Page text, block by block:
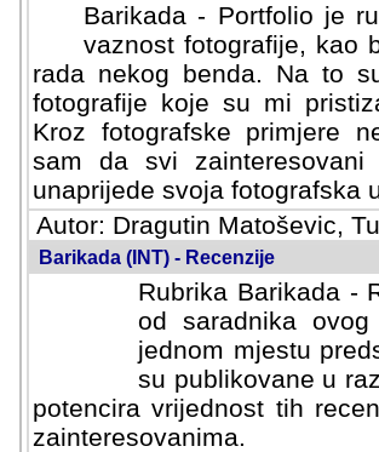
Barikada - Portfolio je
vaznost fotografije, kao
rada nekog benda. Na to
fotografije koje su mi
fotografske primjere
svi zainteresovani
svoja fotografska umijeca.
Autor: Dragutin Matoševic,
Barikada (INT) - Recenzije
Rubrika Barikada -
od saradnika
jednom mjestu
su publikovane u
potencira vrijednost tih
zainteresovanima.